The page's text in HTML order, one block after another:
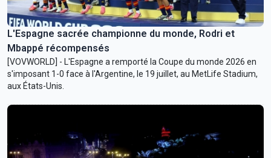
L'Espagne sacrée championne du monde, Rodri et
Mbappé récompensés
[VOVWORLD] - L'Espagne a remporté la Coupe du monde 2026 en
s'imposant 1-0 face à l'Argentine, le 19 juillet, au MetLife Stadium,
aux États-Unis.